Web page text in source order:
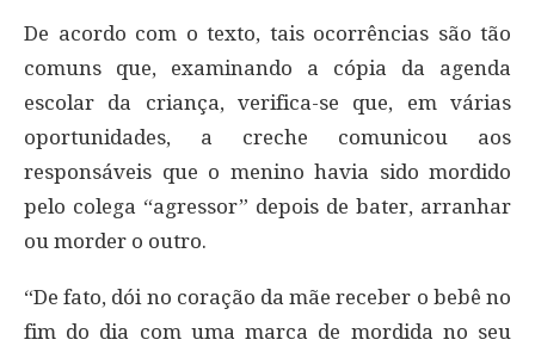
De acordo com o texto, tais ocorrências são tão
comuns que, examinando a cópia da agenda
escolar da criança, verifica-se que, em várias
oportunidades, a creche comunicou aos
responsáveis que o menino havia sido mordido
pelo colega “agressor” depois de bater, arranhar
ou morder o outro.
“De fato, dói no coração da mãe receber o bebê no
fim do dia com uma marca de mordida no seu